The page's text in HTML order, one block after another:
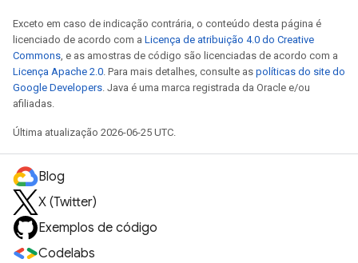
Exceto em caso de indicação contrária, o conteúdo desta página é
licenciado de acordo com a Licença de atribuição 4.0 do Creative
Commons, e as amostras de código são licenciadas de acordo com a
Licença Apache 2.0. Para mais detalhes, consulte as políticas do site do
Google Developers. Java é uma marca registrada da Oracle e/ou
afiliadas.
Última atualização 2026-06-25 UTC.
Blog
X (Twitter)
Exemplos de código
Codelabs